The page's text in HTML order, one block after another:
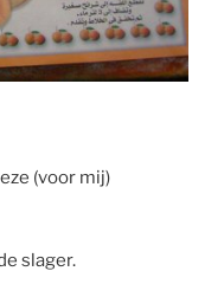
(voor mij)
slager.